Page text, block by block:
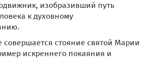
изобразивший путь
к духовному
совершается стояние святой Марии
искреннего покаяния и